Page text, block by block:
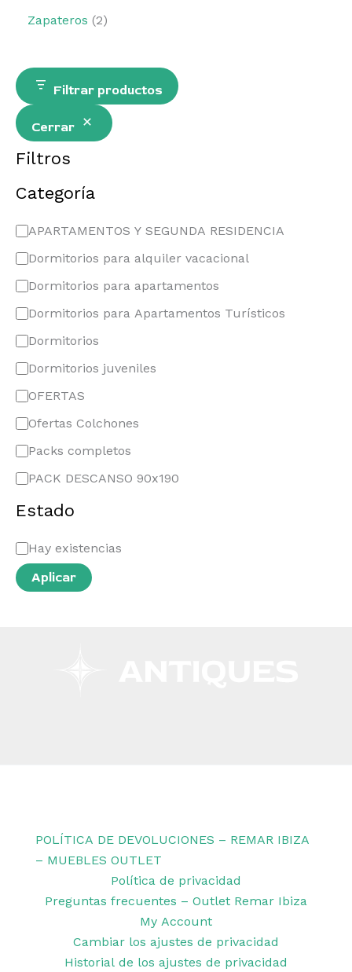
Zapateros 2
Filtrar productos
Cerrar
Filtros
Categoría
APARTAMENTOS Y SEGUNDA RESIDENCIA
Dormitorios para alquiler vacacional
Dormitorios para apartamentos
Dormitorios para Apartamentos Turísticos
Dormitorios
Dormitorios juveniles
OFERTAS
Ofertas Colchones
Packs completos
PACK DESCANSO 90x190
Estado
Hay existencias
Aplicar
POLÍTICA DE DEVOLUCIONES – REMAR IBIZA
– MUEBLES OUTLET
Política de privacidad
Preguntas frecuentes – Outlet Remar Ibiza
My Account
Cambiar los ajustes de privacidad
Historial de los ajustes de privacidad